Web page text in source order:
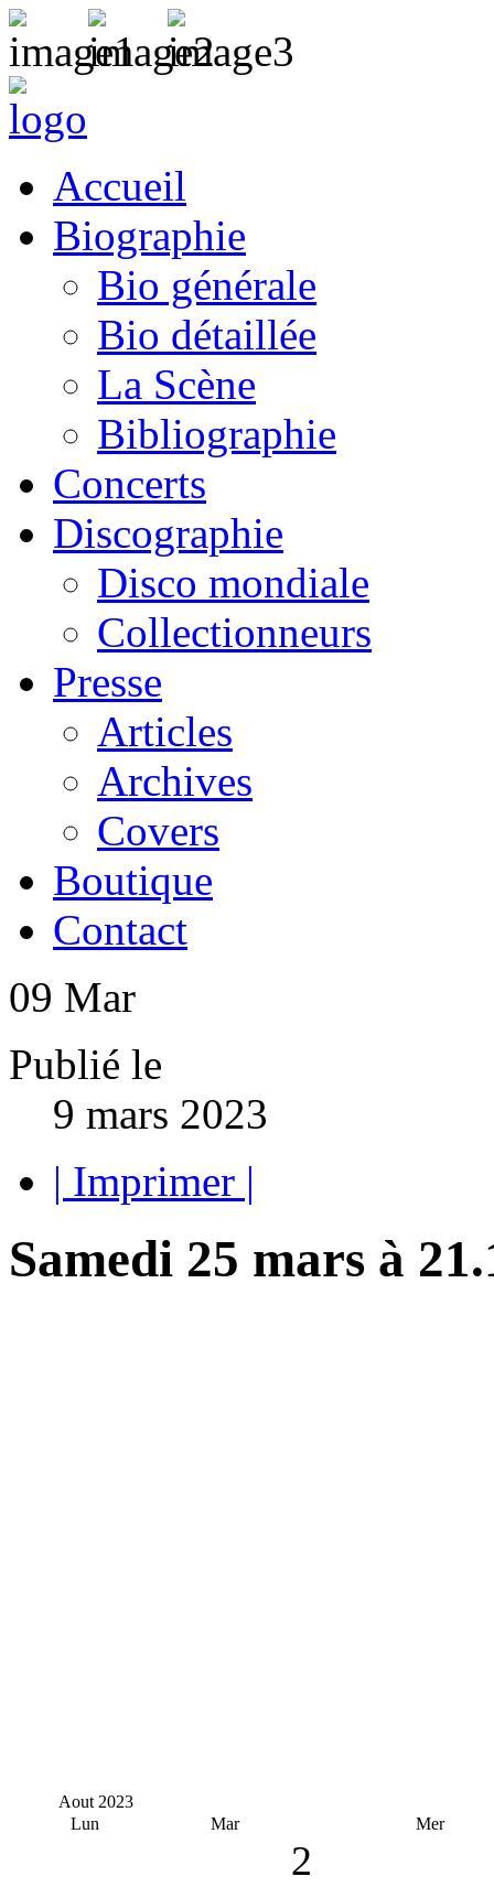
Accueil
Biographie
Bio générale
Bio détaillée
La Scène
Bibliographie
Concerts
Discographie
Disco mondiale
Collectionneurs
Presse
Articles
Archives
Covers
Boutique
Contact
09 Mar
Publié le
9 mars 2023
| Imprimer |
Samedi 25 mars à
Aout 2023
Lun
Mar Mer
2